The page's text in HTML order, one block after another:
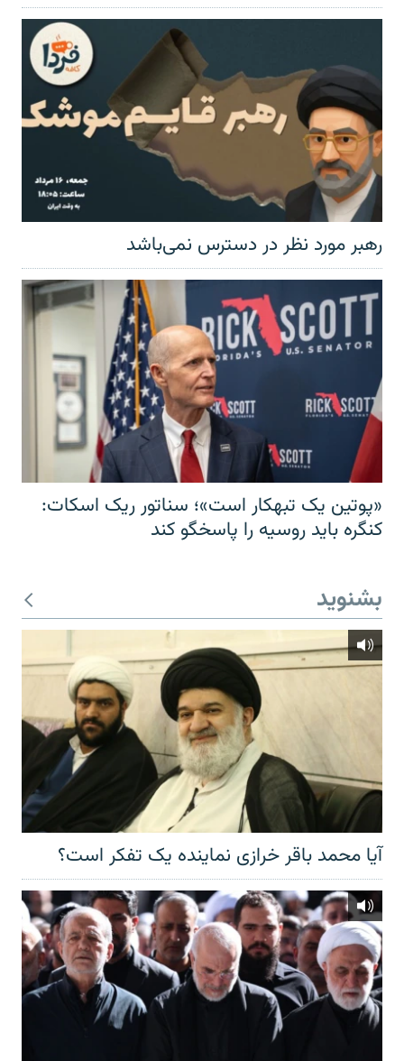
رهبر مورد نظر در دسترس نمی‌باشد
«پوتین یک تبهکار است»؛ سناتور ریک اسکات:
کنگره باید روسیه را پاسخگو کند
بشنوید
آیا محمد باقر خرازی نماینده یک تفکر است؟